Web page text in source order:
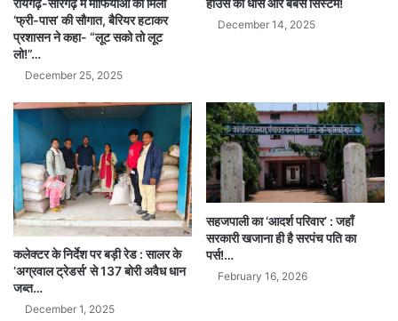
रायगढ़-सारंगढ़ में माफियाओं को मिली
‘फ्री-पास’ की सौगात, बैरियर हटाकर
प्रशासन ने कहा- “लूट सको तो लूट
लो!”…
December 25, 2025
हाउस की धौंस और बेबस सिस्टम!
December 14, 2025
कलेक्टर के निर्देश पर बड़ी रेड : सालर के
‘अग्रवाल ट्रेडर्स’ से 137 बोरी अवैध धान
जब्त…
December 1, 2025
सहजपाली का ‘आदर्श परिवार’ : जहाँ
सरकारी खजाना ही है सरपंच पति का
पर्स!…
February 16, 2026